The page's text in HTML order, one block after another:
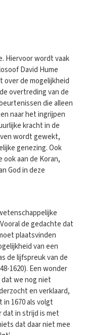
Hiervoor wordt vaak
David Hume
over de mogelijkheid
overtreding van de
die alleen
naar het ingrijpen
kracht in de
wordt gewekt,
genezing. Ook
aan de Koran,
God in deze
de gedachte dat
plaatsvinden
van een
de lijfspreuk van de
1620). Een wonder
we nog niet
en verklaard,
1670 als volgt
dat in strijd is met
dat daar niet mee